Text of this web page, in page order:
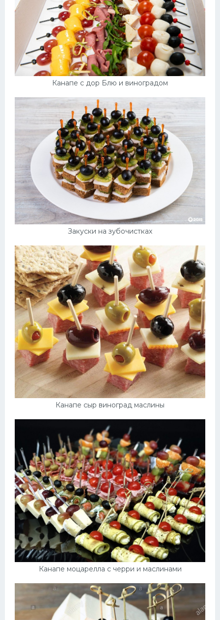
Канапе с дор Блю и виноградом
Закуски на зубочистках
Канапе сыр виноград маслины
Канапе моцарелла с черри и маслинами